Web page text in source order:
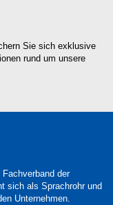
Sie sich exklusive
rund um unsere
der
sich als Sprachrohr und
Unternehmen.